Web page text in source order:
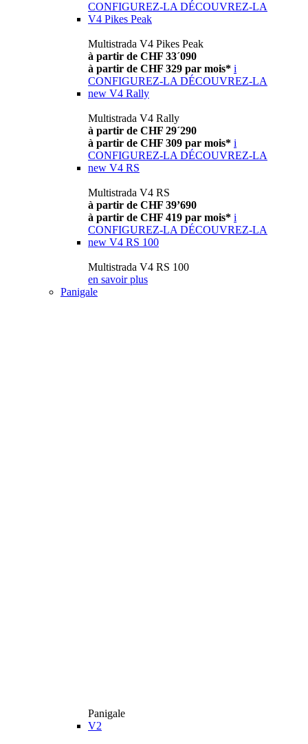
CONFIGUREZ-LA DÉCOUVREZ-LA
V4 Pikes Peak
Multistrada V4 Pikes Peak
à partir de CHF 33´090
à partir de CHF 329 par mois* i
CONFIGUREZ-LA DÉCOUVREZ-LA
new V4 Rally
Multistrada V4 Rally
à partir de CHF 29´290
à partir de CHF 309 par mois* i
CONFIGUREZ-LA DÉCOUVREZ-LA
new V4 RS
Multistrada V4 RS
à partir de CHF 39’690
à partir de CHF 419 par mois* i
CONFIGUREZ-LA DÉCOUVREZ-LA
new V4 RS 100
Multistrada V4 RS 100
en savoir plus
Panigale
Panigale
V2